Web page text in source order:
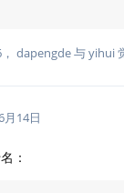
， dapengde与yihui
月14日
：